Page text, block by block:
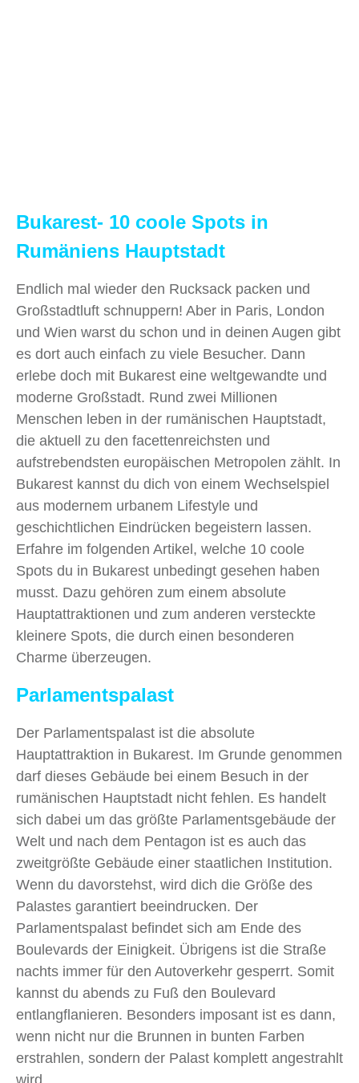
Bukarest- 10 coole Spots in
Rumäniens Hauptstadt
Endlich mal wieder den Rucksack packen und
Großstadtluft schnuppern! Aber in Paris, London
und Wien warst du schon und in deinen Augen gibt
es dort auch einfach zu viele Besucher. Dann
erlebe doch mit Bukarest eine weltgewandte und
moderne Großstadt. Rund zwei Millionen
Menschen leben in der rumänischen Hauptstadt,
die aktuell zu den facettenreichsten und
aufstrebendsten europäischen Metropolen zählt. In
Bukarest kannst du dich von einem Wechselspiel
aus modernem urbanem Lifestyle und
geschichtlichen Eindrücken begeistern lassen.
Erfahre im folgenden Artikel, welche 10 coole
Spots du in Bukarest unbedingt gesehen haben
musst. Dazu gehören zum einem absolute
Hauptattraktionen und zum anderen versteckte
kleinere Spots, die durch einen besonderen
Charme überzeugen.
Parlamentspalast
Der Parlamentspalast ist die absolute
Hauptattraktion in Bukarest. Im Grunde genommen
darf dieses Gebäude bei einem Besuch in der
rumänischen Hauptstadt nicht fehlen. Es handelt
sich dabei um das größte Parlamentsgebäude der
Welt und nach dem Pentagon ist es auch das
zweitgrößte Gebäude einer staatlichen Institution.
Wenn du davorstehst, wird dich die Größe des
Palastes garantiert beeindrucken. Der
Parlamentspalast befindet sich am Ende des
Boulevards der Einigkeit. Übrigens ist die Straße
nachts immer für den Autoverkehr gesperrt. Somit
kannst du abends zu Fuß den Boulevard
entlangflanieren. Besonders imposant ist es dann,
wenn nicht nur die Brunnen in bunten Farben
erstrahlen, sondern der Palast komplett angestrahlt
wird.